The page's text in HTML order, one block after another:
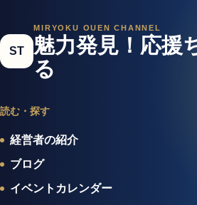
ST
MIRYOKU OUEN CHANNEL
魅力発見！応援
る
読む・探す
経営者の紹介
ブログ
イベントカレンダー